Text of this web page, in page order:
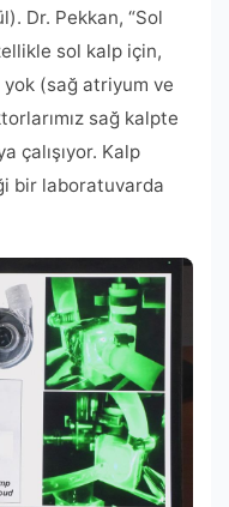
Dr. Pekkan, “Sol
sol kalp için,
yok (sağ atriyum ve
sağ kalpte
çalışıyor. Kalp
bir laboratuvarda